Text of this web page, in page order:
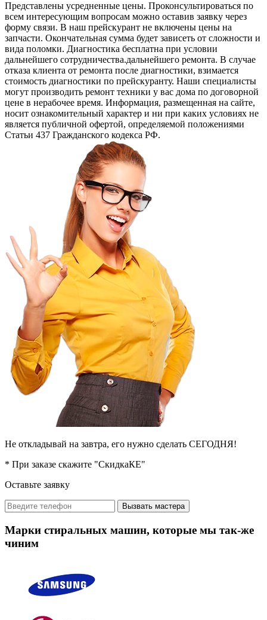
Представлены усредненные цены. Проконсультироваться по
всем интересующим вопросам можно оставив заявку через
форму связи. В наш прейскурант не включены цены на
запчасти. Окончательная сумма будет зависеть от сложности и
вида поломки. Диагностика бесплатна при условии
дальнейшего сотрудничества.дальнейшего ремонта. В случае
отказа клиента от ремонта после диагностики, взимается
стоимость диагностики по прейскуранту. Наши специалисты
могут производить ремонт техники у вас дома по договорной
цене в нерабочее время. Информация, размещенная на сайте,
носит ознакомительный характер и ни при каких условиях не
является публичной офертой, определяемой положениями
Статьи 437 Гражданского кодекса РФ.
Не откладывай на завтра, его нужно сделать СЕГОДНЯ!
* При заказе скажите "СкидкаКЕ"
Оставьте заявку
Вызвать мастера
Марки стиральных машин, которые мы так-же
чиним